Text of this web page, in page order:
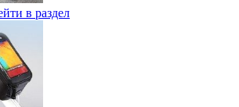
в раздел